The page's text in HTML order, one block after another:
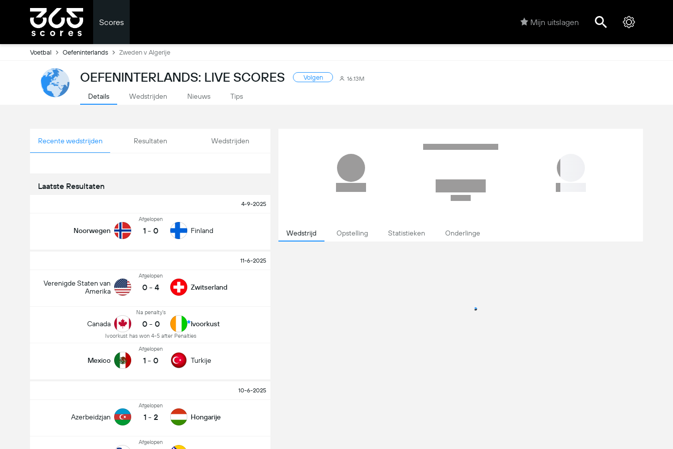
Scores Mijn uitslagen
Voetbal Oefeninterlands Zweden v Algerije
OEFENINTERLANDS: LIVE SCORES Volgen 16.13M
Details Wedstrijden Nieuws Tips
Recente wedstrijden Resultaten Wedstrijden
Laatste Resultaten
4-9-2025
Noorwegen
Afgelopen
1 - 0 Finland
11-6-2025
Verenigde Staten van
Amerika
Afgelopen
0 - 4 Zwitserland
Canada
Na penalty's
0 - 0
Ivoorkust has won 4-5 after Penalties
Ivoorkust
Mexico
Afgelopen
1 - 0 Turkije
10-6-2025
Azerbeidzjan
Afgelopen
1 - 2 Hongarije
Afgelopen
Wedstrijd Opstelling Statistieken Onderlinge